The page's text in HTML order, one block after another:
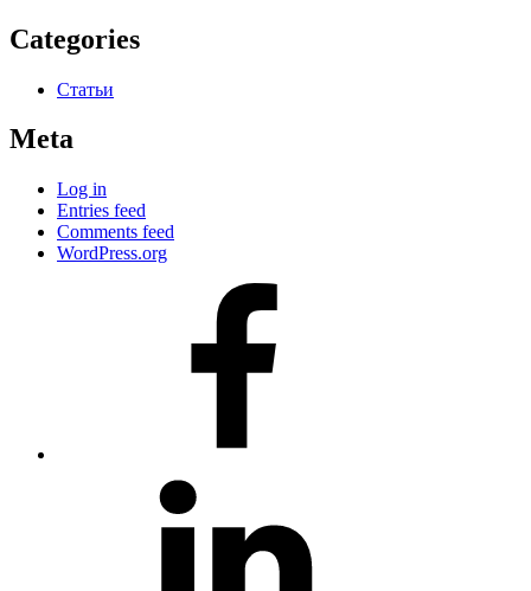
Categories
Статьи
Meta
Log in
Entries feed
Comments feed
WordPress.org